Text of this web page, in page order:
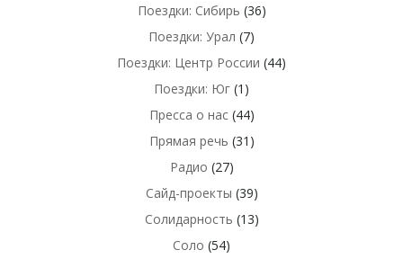
Поездки: Сибирь (36)
Поездки: Урал (7)
Поездки: Центр России (44)
Поездки: Юг (1)
Пресса о нас(44)
Прямая речь (31)
Радио (27)
Сайд-проекты (39)
Солидарность (13)
Соло (54)